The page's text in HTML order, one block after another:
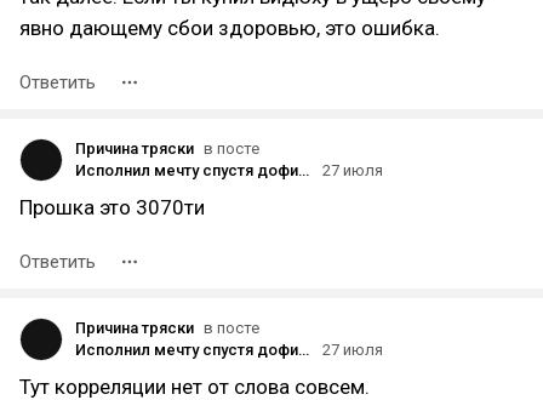
явно дающему сбои здоровью, это ошибка.
Ответить
Причина тряски в посте
Исполнил мечту спустя дофига лет и взял 5080 запрыгнув в последний вагон (ну и принимайте в семью, а то чё вы)
27 июля
Прошка это 3070ти
Ответить
Причина тряски в посте
Исполнил мечту спустя дофига лет и взял 5080 запрыгнув в последний вагон (ну и принимайте в семью, а то чё вы)
27 июля
Тут корреляции нет от слова совсем.